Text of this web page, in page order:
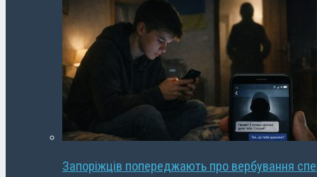
Запоріжців попереджають про вербування